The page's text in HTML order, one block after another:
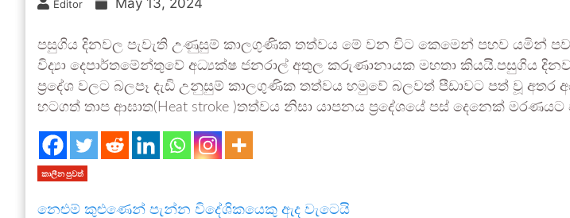
Editor May 13, 2024
පසුගිය දිනවල පැවැති උණුසුම් කාලගුණික තත්වය මේ වන විට කෙමෙන් පහව යමින්
විද්‍යා දෙපාර්තමේන්තුවේ අධ්‍යක්ෂ ජනරාල් අතුල කරුණානායක මහතා කියයි.පසුගිය
ප්‍රදේශ වලට බලපෑ දැඩි උනුසුම් කාලගුණික තත්වය හමුවේ බලවත් පීඩාවට පත් වූ අතර
හටගත් තාප ආඝාත(Heat stroke )තත්වය නිසා යාපනය ප්‍රදේශයේ පස් දෙනෙක් මරණයට
කාලීන පුවත්
නෙළුම් කුළුණෙන් පැන්න විදේශිකයෙකු ඇද වැටෙයි